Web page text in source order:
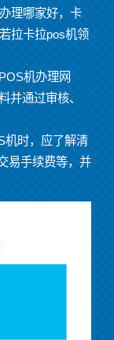
理哪家好， 卡
拉卡拉pos机领
机办理网
并通过审核、
机时，应了解清
易手续费等，并